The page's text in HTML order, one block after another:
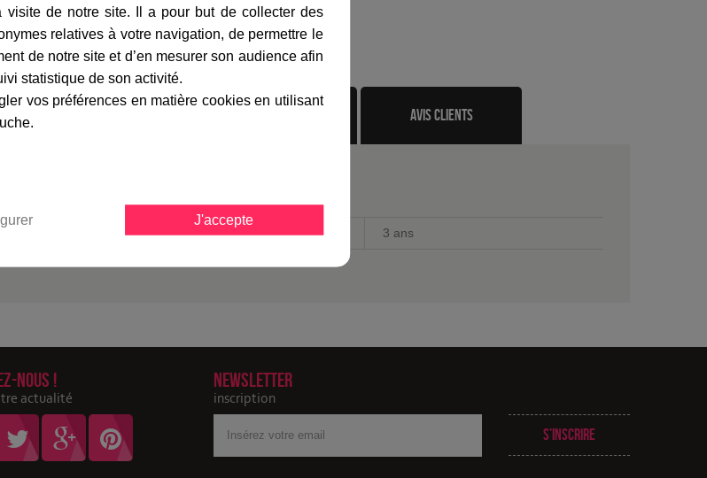
avis clients
Garantie : 3 ans
nous !
actualité
Newsletter
inscription
adresse
S’inscrire
visite de notre site. Il a pour but de collecter des
relatives à votre navigation, de permettre le
de notre site et d’en mesurer son audience afin
statistique de son activité.
vos préférences en matière cookies en utilisant
J'accepte